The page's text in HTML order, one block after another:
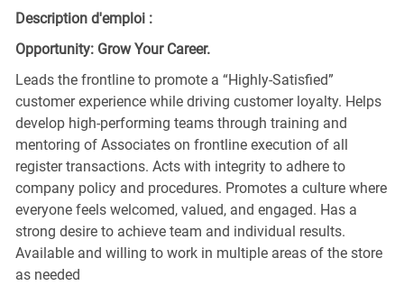
Description d'emploi :
Opportunity: Grow Your Career.
Leads the frontline to promote a “Highly-Satisfied”
customer experience while driving customer loyalty. Helps
develop high-performing teams through training and
mentoring of Associates on frontline execution of all
register transactions. Acts with integrity to adhere to
company policy and procedures. Promotes a culture where
everyone feels welcomed, valued, and engaged. Has a
strong desire to achieve team and individual results.
Available and willing to work in multiple areas of the store
as needed